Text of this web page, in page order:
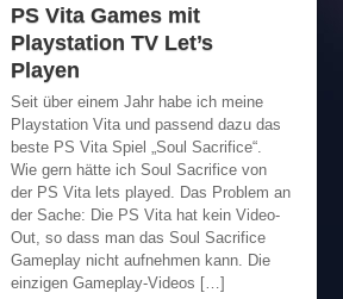
Playstation TV Let’s
Playen
Seit über einem Jahr habe ich meine
Playstation Vita und passend dazu das
beste PS Vita Spiel „Soul Sacrifice“.
Wie gern hätte ich Soul Sacrifice von
der PS Vita lets played. Das Problem an
der Sache: Die PS Vita hat kein Video-
Out, so dass man das Soul Sacrifice
Gameplay nicht aufnehmen kann. Die
einzigen Gameplay-Videos […]
ByMarcus Lottermoser • Featured Posts